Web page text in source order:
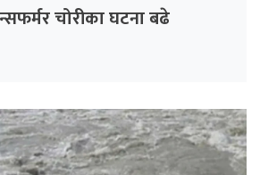
चोरीका घटना बढे